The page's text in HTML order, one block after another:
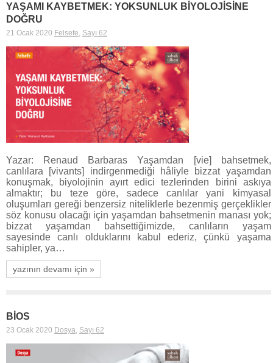
YAŞAMI KAYBETMEK: YOKSUNLUK BİYOLOJİSİNE
DOĞRU
21 Ocak 2020 Felsefe, Sayı 62
Yazar: Renaud Barbaras Yaşamdan [vie] bahsetmek,
canlılara [vivants] indirgenmediği hâliyle bizzat yaşamdan
konuşmak, biyolojinin ayırt edici tezlerinden birini askıya
almaktır; bu teze göre, sadece canlılar yani kimyasal
oluşumları gereği benzersiz niteliklerle bezenmiş gerçeklikler
söz konusu olacağı için yaşamdan bahsetmenin manası yok;
bizzat yaşamdan bahsettiğimizde, canlıların yaşam
sayesinde canlı olduklarını kabul ederiz, çünkü yaşama
sahipler, ya…
yazının devamı için »
BİOS
23 Ocak 2020 Dosya, Sayı 62